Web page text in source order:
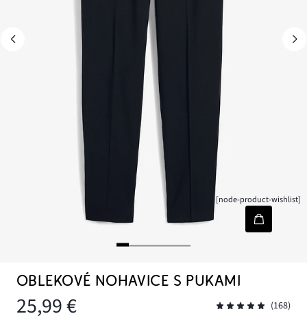
[node-product-wishlist]
OBLEKOVÉ NOHAVICE S PUKAMI
25,99 € (168)